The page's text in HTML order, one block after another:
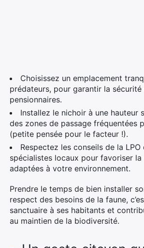
Choisissez un emplacement
prédateurs, pour garantir la
pensionnaires.
Installez le nichoir à une hauteur
des zones de passage fréquentées
(petite pensée pour le facteur !).
Respectez les conseils de la LPO
spécialistes locaux pour favoriser la
adaptées à votre environnement.
Prendre le temps de bien installer
respect des besoins de la faune,
sanctuaire à ses habitants et
au maintien de la biodiversité.